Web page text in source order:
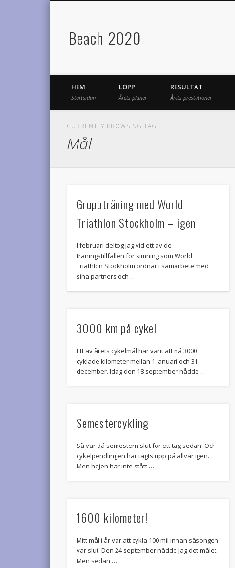
Beach 2020
HEM
Startsidan
LOPP
Årets planer
RESULTAT
Årets prestationer
CURRENTLY BROWSING TAG
Mål
Gruppträning med World
Triathlon Stockholm – igen
I februari deltog jag vid ett av de
träningstillfällen för simning som World
Triathlon Stockholm ordnar i samarbete med
sina partners och …
3000 km på cykel
Ett av årets cykelmål har varit att nå 3000
cyklade kilometer mellan 1 januari och 31
december. Idag den 18 september nådde …
Semestercykling
Så var då semestern slut för ett tag sedan. Och
cykelpendlingen har tagts upp på allvar igen.
Men hojen har inte stått …
1600 kilometer!
Mitt mål i år var att cykla 100 mil innan säsongen
var slut. Den 24 september nådde jag det målet.
Men sedan …